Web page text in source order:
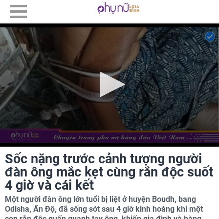
Sốc nặng trước cảnh tượng người
đàn ông mắc kẹt cùng rắn độc suốt
4 giờ và cái kết
Một người đàn ông lớn tuổi bị liệt ở huyện Boudh, bang
Odisha, Ấn Độ, đã sống sót sau 4 giờ kinh hoàng khi một